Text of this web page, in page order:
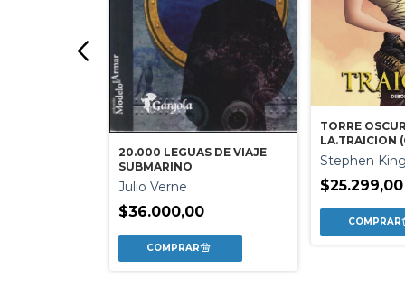
20.000 LEGUAS DE VIAJE
SUBMARINO
Julio Verne
$36.000,00
TORRE
LA.TRAICION
Stephen King
$25.299,00